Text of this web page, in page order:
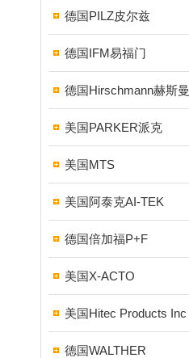
德国PILZ皮尔兹
德国IFM易福门
德国Hirschmann赫斯曼
美国PARKER派克
美国MTS
美国阿泰克AI-TEK
德国倍加福P+F
美国X-ACTO
美国Hitec Products Inc
德国WALTHER